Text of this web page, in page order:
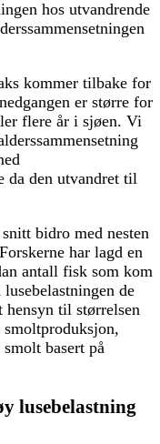
hos utvandrende
kommer tilbake for
er større for
flere år i sjøen. Vi
da den utvandret til
bidro med nesten
har lagd en
antall fisk som kom
de
hensyn til størrelsen
basert på
lusebelastning